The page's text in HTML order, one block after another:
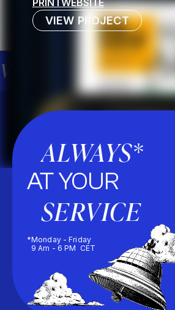
WEBSITE
PRINT
VIEW PROJECT
ALWAYS*
AT YOUR
SERVICE
*Monday - Friday
9 Am - 6 PM CET